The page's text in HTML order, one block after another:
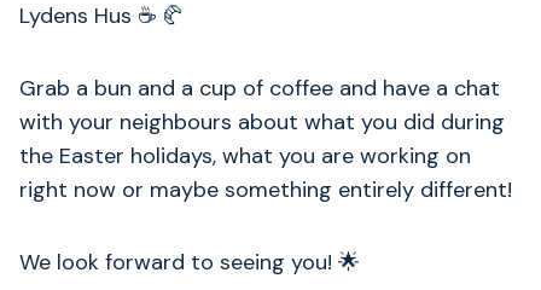
Lydens Hus ☕ 🥐
Grab a bun and a cup of coffee and have a chat
with your neighbours about what you did during
the Easter holidays, what you are working on
right now or maybe something entirely different!
We look forward to seeing you! 🌟